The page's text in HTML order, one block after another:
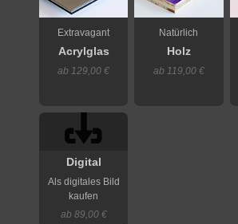
Extravagant
Acrylglas
ab 129,00 €
Natürlich
Holz
ab 119,00 €
Digital
Als digitales Bild
kaufen
ab 89,00 €